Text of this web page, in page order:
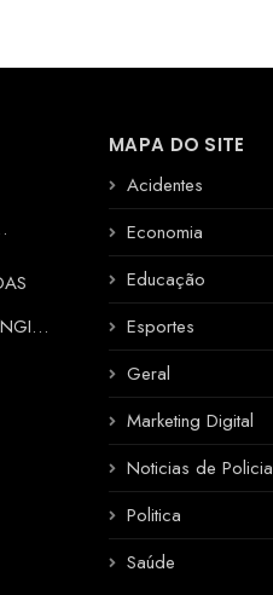
MAPA DO SITE
Acidentes
Economia
Educação
Esportes
Geral
Marketing Digital
Noticias de Policia
Politica
Saúde